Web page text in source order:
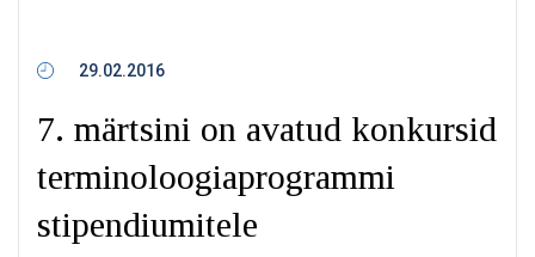
29.02.2016
7. märtsini on avatud konkursid
terminoloogiaprogrammi
stipendiumitele